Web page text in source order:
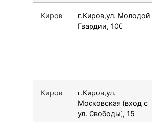
Киров
г.Киров,ул. Молодой
Гвардии, 100
Киров
г.Киров,ул.
Московская (вход с
ул. Свободы), 15